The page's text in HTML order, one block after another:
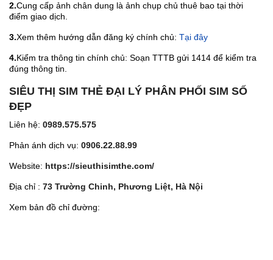
2.Cung cấp ảnh chân dung là ảnh chụp chủ thuê bao tại thời
điểm giao dịch.
3.Xem thêm hướng dẫn đăng ký chính chủ: Tại đây
4.Kiểm tra thông tin chính chủ: Soạn TTTB gửi 1414 để kiểm tra
đúng thông tin.
SIÊU THỊ SIM THẺ ĐẠI LÝ PHÂN PHỐI SIM SỐ
ĐẸP
Liên hệ: 0989.575.575
Phản ánh dịch vụ: 0906.22.88.99
Website: https://sieuthisimthe.com/
Địa chỉ : 73 Trường Chinh, Phương Liệt, Hà Nội
Xem bản đồ chỉ đường: